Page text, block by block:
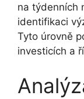
na týdenních
identifikaci
Tyto úrovně
investicích a